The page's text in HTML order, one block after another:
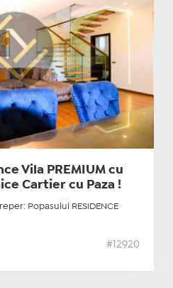
Vila PREMIUM cu
Cartier cu Paza !
Popasului RESIDENCE
#12920